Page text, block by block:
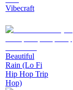
Vibecraft
Beautiful
Rain (Lo Fi
Hip Hop Trip
Hop)